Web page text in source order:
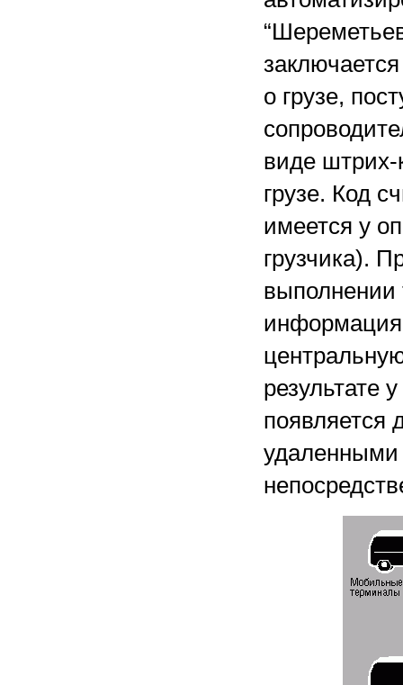
о грузе,
виде штрих-
грузе. Код
имеется у
грузчика).
выполнении
информация
результате
появляется
удаленными